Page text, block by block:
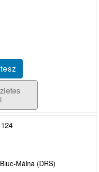
Málna (DRS)